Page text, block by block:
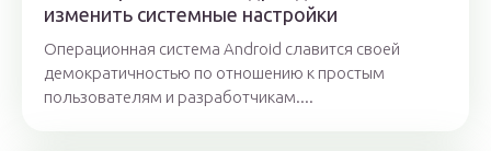
изменить системные настройки
Операционная система Android славится своей
демократичностью по отношению к простым
пользователям и разработчикам....